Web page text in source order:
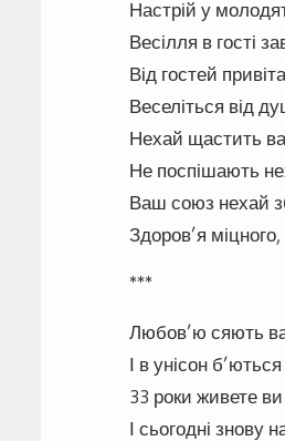
Настрій у
Весілля в гості
Від гостей
Веселіться від
Нехай щастить
Не поспішають
Ваш союз нехай
Здоров’я
***
Любов’ю сяють
І в унісон
33 роки живете
І сьогодні знову